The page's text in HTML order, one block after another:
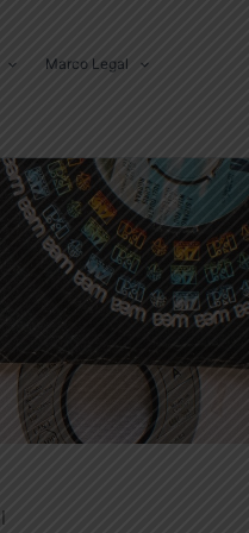
Marco Legal